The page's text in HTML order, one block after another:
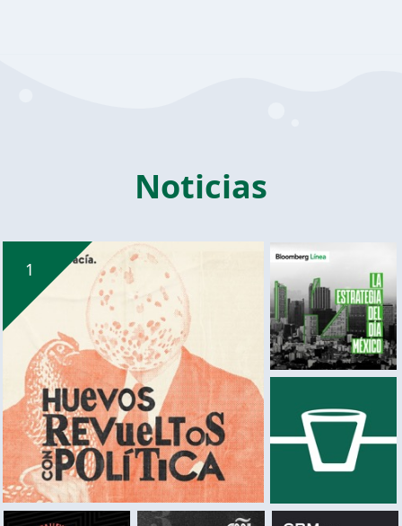
Noticias